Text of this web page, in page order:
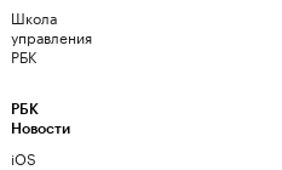
Школа
управления
РБК
РБК
Новости
iOS